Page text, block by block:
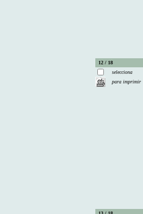
12 / 18
selecciona
para imprimir